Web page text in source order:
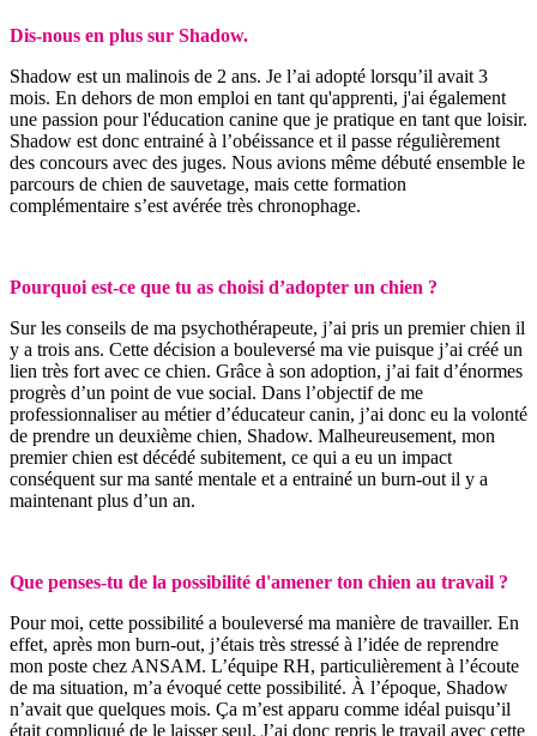
Dis-nous en plus sur Shadow.
Shadow est un malinois de 2 ans. Je l’ai adopté lorsqu’il avait 3
mois. En dehors de mon emploi en tant qu'apprenti, j'ai également
une passion pour l'éducation canine que je pratique en tant que loisir.
Shadow est donc entrainé à l’obéissance et il passe régulièrement
des concours avec des juges. Nous avions même débuté ensemble le
parcours de chien de sauvetage, mais cette formation
complémentaire s’est avérée très chronophage.
Pourquoi est-ce que tu as choisi d’adopter un chien ?
Sur les conseils de ma psychothérapeute, j’ai pris un premier chien il
y a trois ans. Cette décision a bouleversé ma vie puisque j’ai créé un
lien très fort avec ce chien. Grâce à son adoption, j’ai fait d’énormes
progrès d’un point de vue social. Dans l’objectif de me
professionnaliser au métier d’éducateur canin, j’ai donc eu la volonté
de prendre un deuxième chien, Shadow. Malheureusement, mon
premier chien est décédé subitement, ce qui a eu un impact
conséquent sur ma santé mentale et a entrainé un burn-out il y a
maintenant plus d’un an.
Que penses-tu de la possibilité d'amener ton chien au travail ?
Pour moi, cette possibilité a bouleversé ma manière de travailler. En
effet, après mon burn-out, j’étais très stressé à l’idée de reprendre
mon poste chez ANSAM. L’équipe RH, particulièrement à l’écoute
de ma situation, m’a évoqué cette possibilité. À l’époque, Shadow
n’avait que quelques mois. Ça m’est apparu comme idéal puisqu’il
était compliqué de le laisser seul. J’ai donc repris le travail avec cette